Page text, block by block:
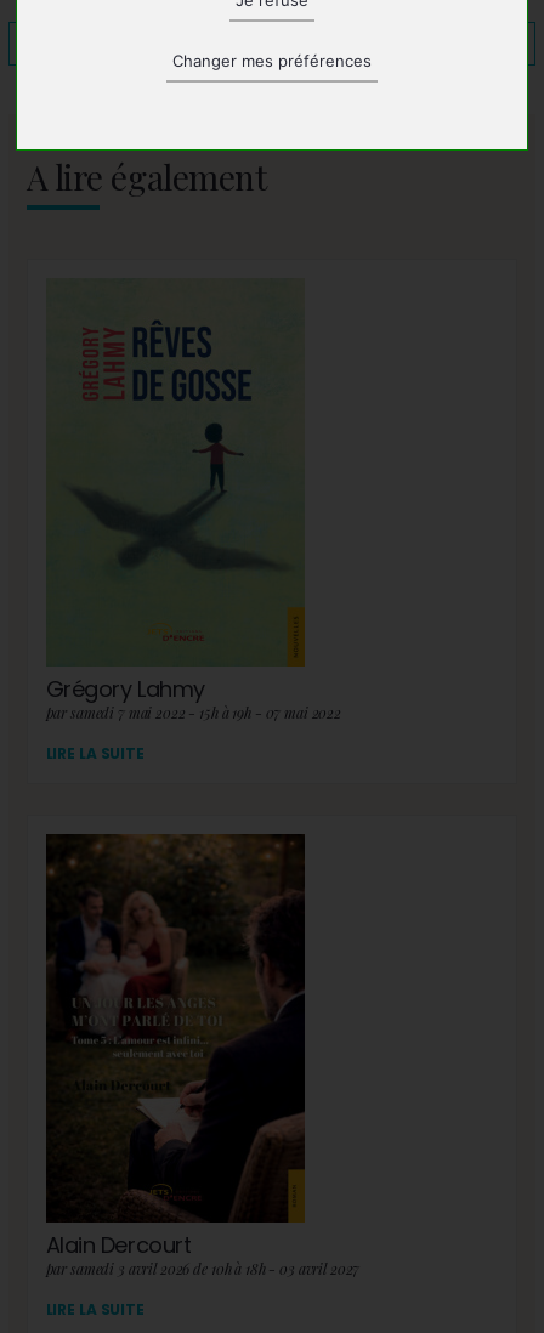
Changer mes préférences
A lire également
Grégory Lahmy
par samedi 7 mai 2022 - 15h à 19h - 07 mai 2022
LIRE LA SUITE
Alain Dercourt
par samedi 3 avril 2026 de 10h à 18h - 03 avril 2027
LIRE LA SUITE